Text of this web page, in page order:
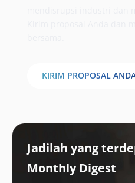
KIRIM PROPOSAL
Jadilah yang
Monthly Digest